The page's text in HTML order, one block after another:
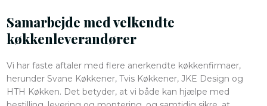
Samarbejde med velkendte
køkkenleverandører
Vi har faste aftaler med flere anerkendte køkkenfirmaer,
herunder Svane Køkkener, Tvis Køkkener, JKE Design og
HTH Køkken. Det betyder, at vi både kan hjælpe med